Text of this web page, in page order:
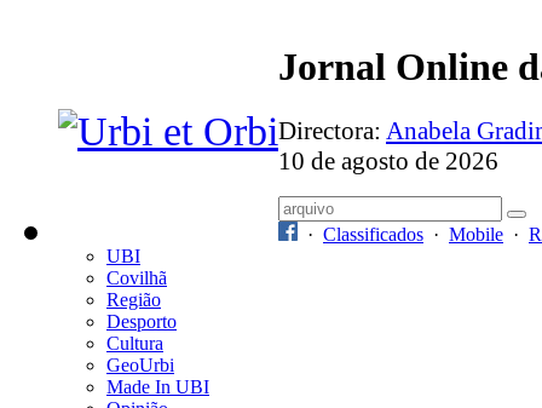
Jornal Online
Directora: Anabela
10 de agosto de 2026
· Classificados · Mobile ·
UBI
Covilhã
Região
Desporto
Cultura
GeoUrbi
Made In UBI